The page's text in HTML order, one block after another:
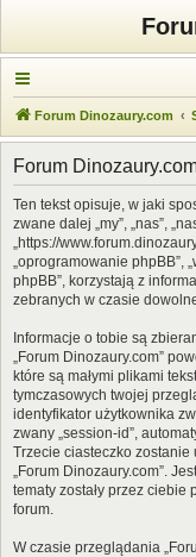
Forum Dinozaury.com
Forum
Ten tekst opisuje, w jaki
zwane dalej „my”, „nas”,
„https://
„oprogramowanie phpBB”,
phpBB”, korzystają z
zebranych w czasie
Informacje o tobie są
„Forum Dinozaury.com”
które są małymi plikami
tymczasowych twojej
identyfikator użytkownika
zwany „session-id”,
Trzecie ciasteczko
„Forum Dinozaury.com”.
tematy zostały przez ciebie
forum.
W czasie przeglądania